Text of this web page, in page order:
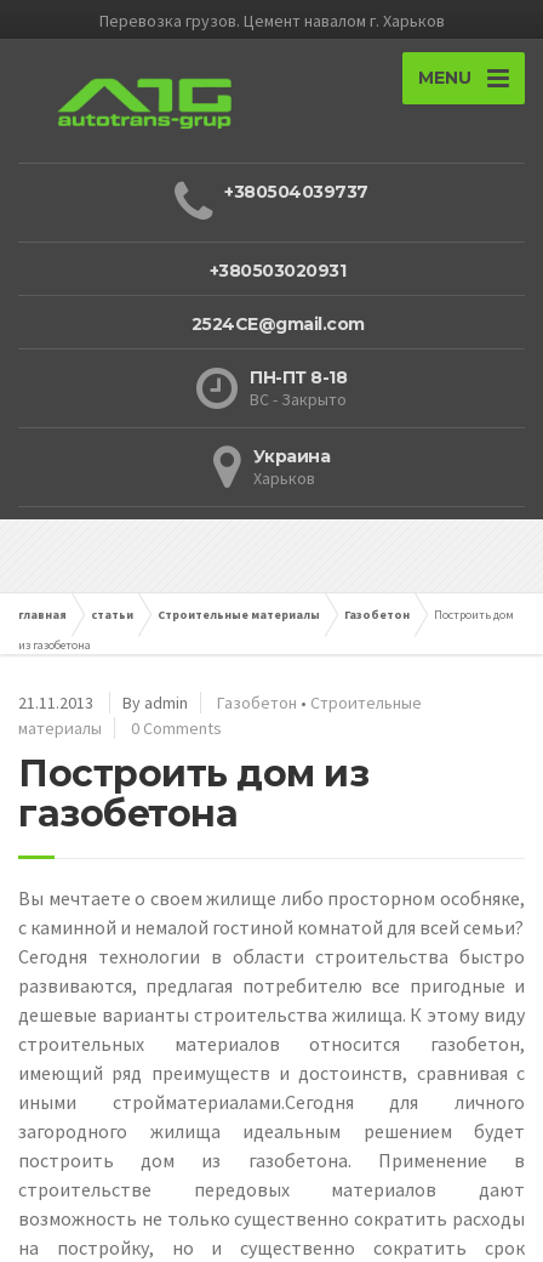
Перевозка грузов. Цемент навалом г. Харьков
MENU
+380504039737
+380503020931
2524CE@gmail.com
ПН-ПТ 8-18
ВС - Закрыто
Украина
Харьков
главная статьи Строительные материалы Газобетон
Построить дом
из газобетона
21.11.2013 By admin Газобетон • Строительные
материалы
0 Comments
Построить дом из
газобетона
Вы мечтаете о своем жилище либо просторном особняке,
с каминной и немалой гостиной комнатой для всей семьи?
Сегодня технологии в области строительства быстро
развиваются, предлагая потребителю все пригодные и
дешевые варианты строительства жилища. К этому виду
строительных материалов относится газобетон,
имеющий ряд преимуществ и достоинств, сравнивая с
иными стройматериалами.Сегодня для личного
загородного жилища идеальным решением будет
построить дом из газобетона. Применение в
строительстве передовых материалов дают
возможность не только существенно сократить расходы
на постройку, но и существенно сократить срок